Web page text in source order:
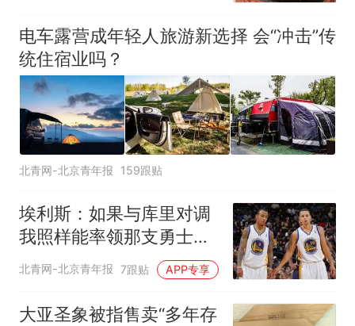
电车露营成年轻人旅游新选择 会“冲击”传
统住宿业吗？
北青网-北京青年报 159跟贴
埃利斯：如果与库里对调
我照样能率领那支勇士取
得现在的成就
北青网-北京青年报 7跟贴 APP专享
大亚圣象被指售卖“多年存